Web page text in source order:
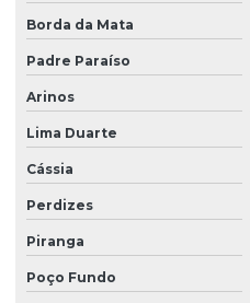
Borda da Mata
Padre Paraíso
Arinos
Lima Duarte
Cássia
Perdizes
Piranga
Poço Fundo